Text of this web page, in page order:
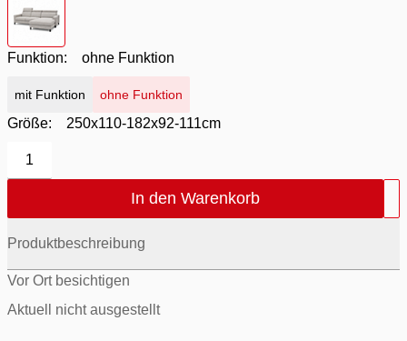
Funktion: ohne Funktion
mit Funktion ohne Funktion
Größe: 250x110-182x92-111cm
1
In den Warenkorb
Produktbeschreibung
Vor Ort besichtigen
Aktuell nicht ausgestellt